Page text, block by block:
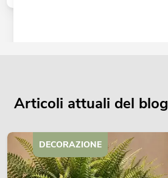
345,00€
Articoli attuali del blog
DECORAZIONE